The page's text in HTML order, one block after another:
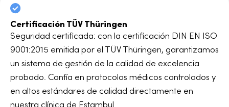
Certificación TÜV Thüringen
Seguridad certificada: con la certificación DIN EN ISO
9001:2015 emitida por el TÜV Thüringen, garantizamos
un sistema de gestión de la calidad de excelencia
probado. Confía en protocolos médicos controlados y
en altos estándares de calidad directamente en
nuestra clínica de Estambul.